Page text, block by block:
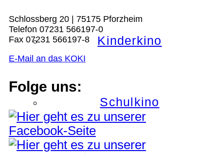
Kinderkino
Schulkino
Schlossberg 20 | 75175 Pforzheim
Telefon 07231 566197-0
Fax 07231 566197-8
E-Mail an das KOKI
Folge uns: